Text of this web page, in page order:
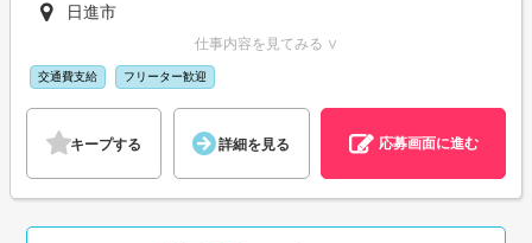
日進市
仕事内容を見てみる ∨
交通費支給 フリーター歓迎
キープする 詳細を見る 応募画面に進む